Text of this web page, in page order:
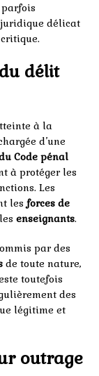
juridique délicat
délit
à la
d’une
Code pénal
à protéger les
Les
lesforces de
enseignants.
par des
de toute nature,
toutefois
des
légitime et
outrage